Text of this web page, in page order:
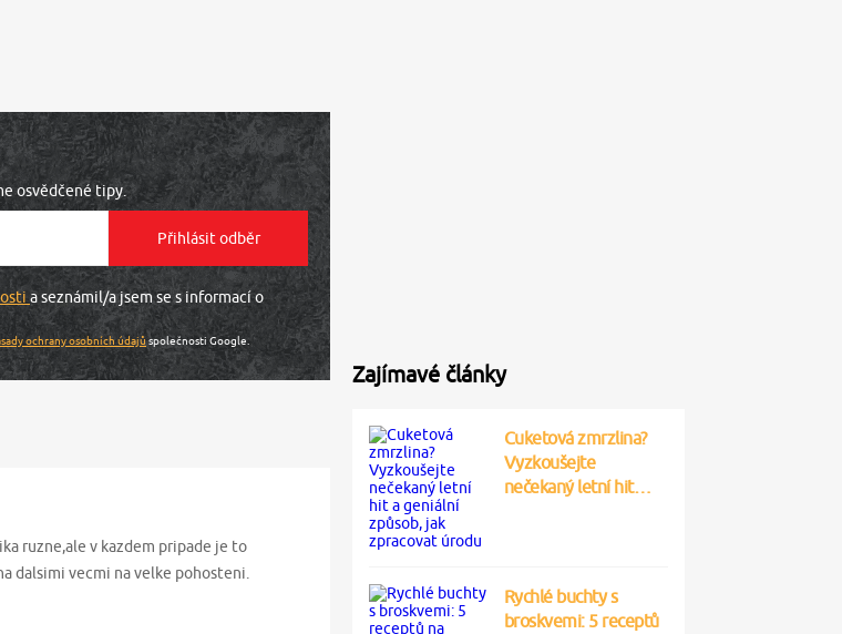
osvědčené tipy.
a seznámil/a jsem se s informací o
ochrany osobních údajůspolečnosti Google.
ruzne,ale v kazdem pripade je to
dalsimi vecmi na velke pohosteni.
Zajímavé články
Cuketová zmrzlina?
Vyzkoušejte
nečekaný letní hit…
Rychlé buchty s
broskvemi: 5 receptů